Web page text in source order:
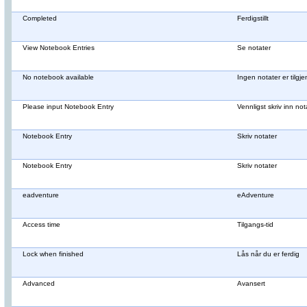
Completed Ferdigstillt
View Notebook Entries Se notater
No notebook available Ingen notater er
Please input Notebook Entry Vennligst skriv inn
Notebook Entry Skriv notater
Notebook Entry Skriv notater
eadventure eAdventure
Access time Tilgangs-tid
Lock when finished Lås når du er ferdig
Advanced Avansert